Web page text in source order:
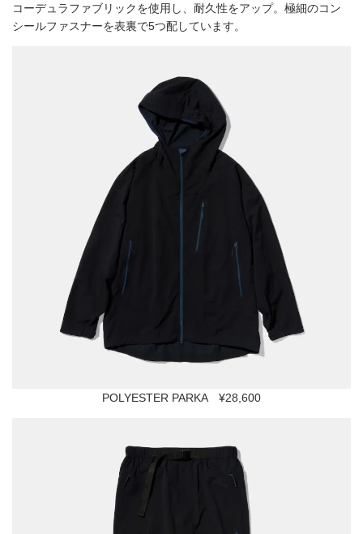
コーデュラファブリックを使用し、耐久性をアップ。極細のコン
シールファスナーを表裏で5つ配しています。
POLYESTER PARKA ¥28,600